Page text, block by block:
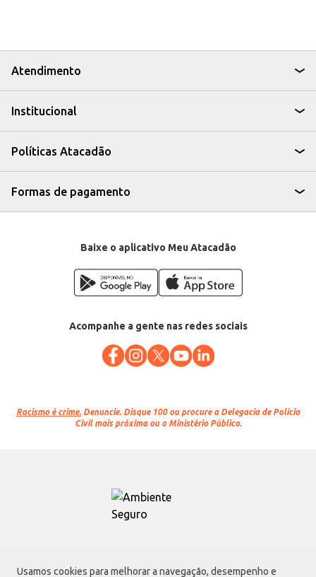
Usamos cookies para melhorar a navegação, desempenho e
Atendimento
Institucional
Políticas Atacadão
Formas de pagamento
Baixe o aplicativo Meu Atacadão
Acompanhe a gente nas redes sociais
Racismo é crime. Denuncie. Disque 100 ou procure a Delegacia de Polícia
Civil mais próxima ou o Ministério Público.
Atacadão S.A.